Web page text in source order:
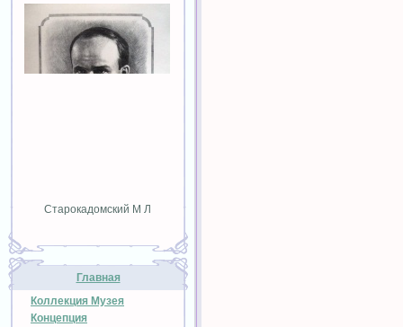
Старокадомский М Л
Главная
Коллекция Музея
Концепция